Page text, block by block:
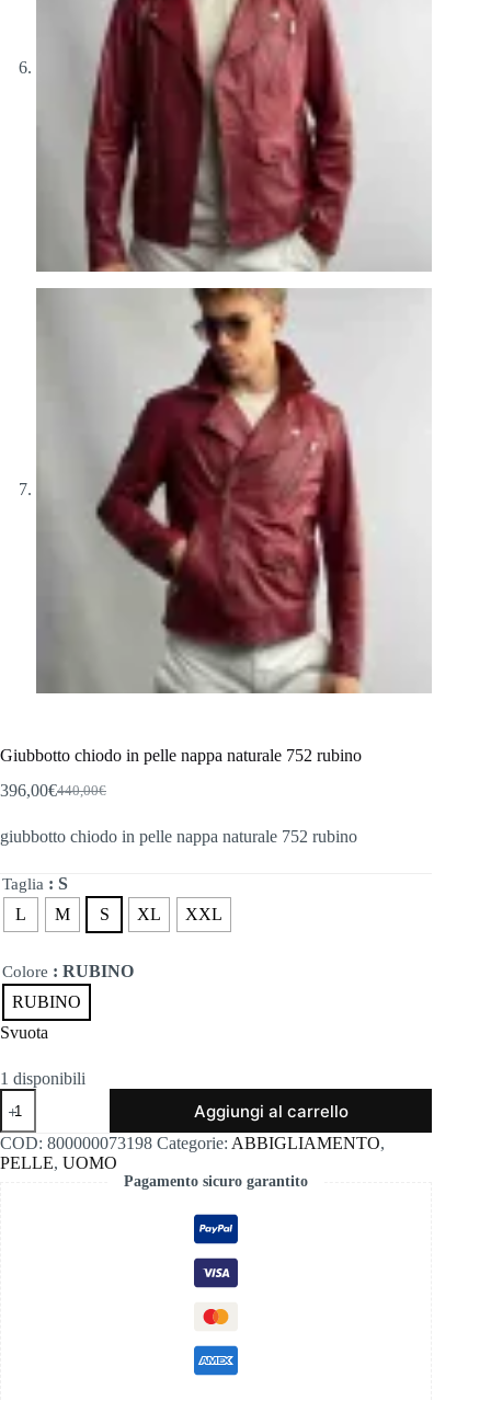
Giubbotto chiodo in pelle nappa naturale 752 rubino
440,00€
Il
originale
440,00€.
396,00€Il
attuale
396,00€.
giubbotto chiodo in pelle nappa naturale 752 rubino
Taglia : S
L
M S XL XXL
Colore : RUBINO
RUBINO
Svuota
1 disponibili
Giubbotto
chiodo
in
pelle
nappa
Aggiungi al carrello
COD: 800000073198 Categorie: ABBIGLIAMENTO,
PELLE, UOMO
Pagamento sicuro garantito